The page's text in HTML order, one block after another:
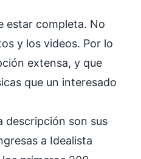
estar completa. No
y los videos. Por lo
extensa, y que
que un interesado
descripción son sus
a Idealista